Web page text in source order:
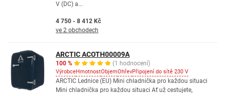
V (DC) a...
4 750 - 8 412 Kč
ve 2 obchodech
ARCTIC ACOTH00009A
100 % (1 hodnocení)
VýrobceHmotnostObjemOhřevPřipojení do sítě 230 V
ARCTIC Lednice (EU) Mini chladnička pro každou situaci
Mini chladnička pro každou situaci Ať už cestujete,